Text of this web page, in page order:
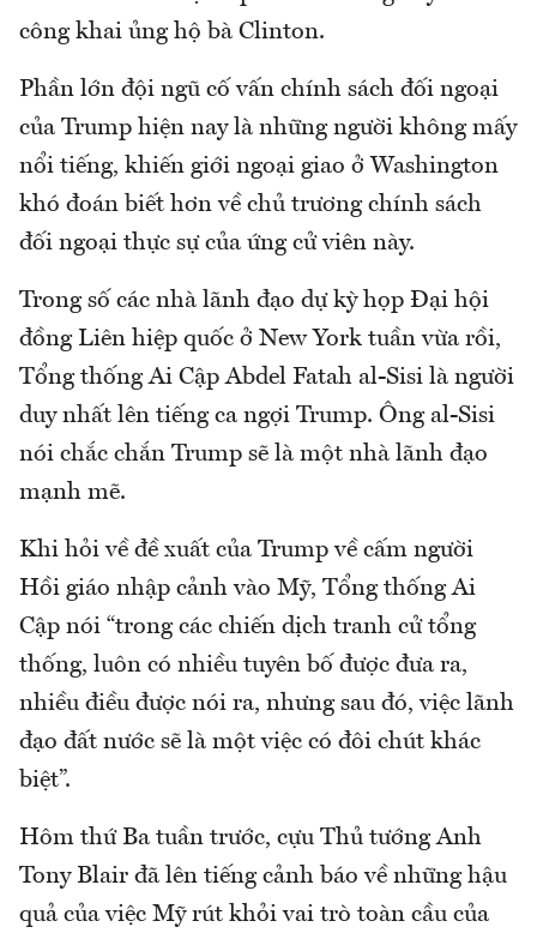
công khai ủng hộ bà Clinton.
Phần lớn đội ngũ cố vấn chính sách đối ngoại
của Trump hiện nay là những người không mấy
nổi tiếng, khiến giới ngoại giao ở Washington
khó đoán biết hơn về chủ trương chính sách
đối ngoại thực sự của ứng cử viên này.
Trong số các nhà lãnh đạo dự kỳ họp Đại hội
đồng Liên hiệp quốc ở New York tuần vừa rồi,
Tổng thống Ai Cập Abdel Fatah al-Sisi là người
duy nhất lên tiếng ca ngợi Trump. Ông al-Sisi
nói chắc chắn Trump sẽ là một nhà lãnh đạo
mạnh mẽ.
Khi hỏi về đề xuất của Trump về cấm người
Hồi giáo nhập cảnh vào Mỹ, Tổng thống Ai
Cập nói “trong các chiến dịch tranh cử tổng
thống, luôn có nhiều tuyên bố được đưa ra,
nhiều điều được nói ra, nhưng sau đó, việc lãnh
đạo đất nước sẽ là một việc có đôi chút khác
biệt”.
Hôm thứ Ba tuần trước, cựu Thủ tướng Anh
Tony Blair đã lên tiếng cảnh báo về những hậu
quả của việc Mỹ rút khỏi vai trò toàn cầu của